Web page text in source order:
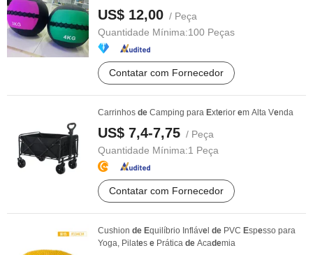
US$ 12,00 / Peça
Quantidade Mínima:100 Peças
Contatar com Fornecedor
Carrinhos de Camping para Exterior em Alta Venda
US$ 7,4-7,75 / Peça
Quantidade Mínima:1 Peça
Contatar com Fornecedor
Cushion de Equilíbrio Infláve de PVC Espesso para
Yoga, Pilates e Prática de Academia